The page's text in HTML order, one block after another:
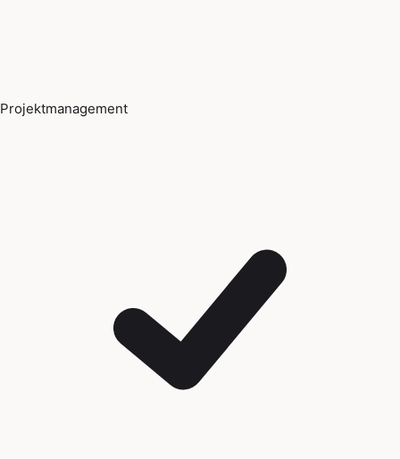
Projektmanagement